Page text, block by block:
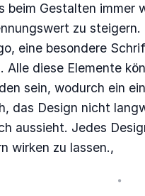
Gestalten immer
zu
eine besondere
Alle diese Elemente
sein, wodurch ein
das Design nicht
aussieht. Jedes
wirken zu lassen.,